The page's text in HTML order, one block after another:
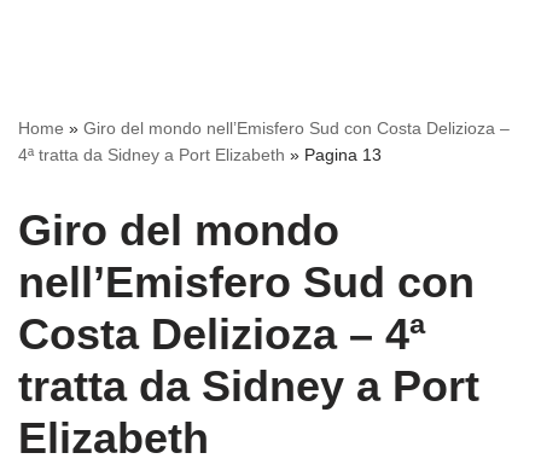
Home » Giro del mondo nell’Emisfero Sud con Costa Delizioza –
4ª tratta da Sidney a Port Elizabeth » Pagina 13
Giro del mondo
nell’Emisfero Sud con
Costa Delizioza – 4ª
tratta da Sidney a Port
Elizabeth